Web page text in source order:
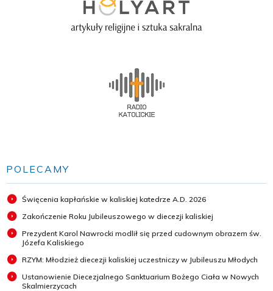
POLECAMY
Święcenia kapłańskie w kaliskiej katedrze A.D. 2026
Zakończenie Roku Jubileuszowego w diecezji kaliskiej
Prezydent Karol Nawrocki modlił się przed cudownym obrazem św.
Józefa Kaliskiego
RZYM: Młodzież diecezji kaliskiej uczestniczy w Jubileuszu Młodych
Ustanowienie Diecezjalnego Sanktuarium Bożego Ciała w Nowych
Skalmierzycach